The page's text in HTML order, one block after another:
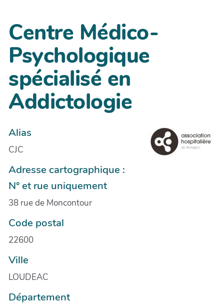
Centre Médico-
Psychologique
spécialisé en
Addictologie
Alias
CJC
Adresse cartographique :
N° et rue uniquement
38 rue de Moncontour
Code postal
22600
Ville
LOUDEAC
Département